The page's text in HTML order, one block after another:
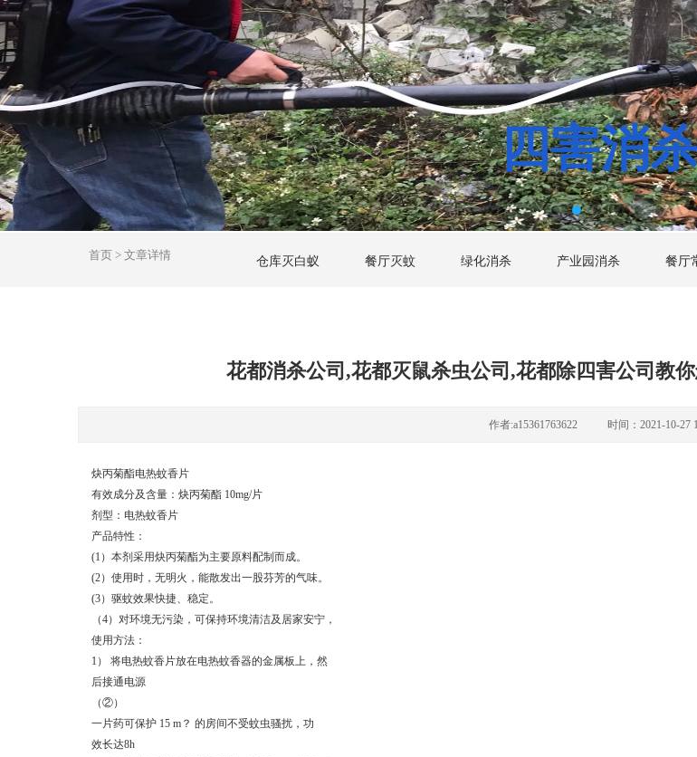
2 5 6
四害消
仓库灭白蚁 餐厅灭蚊 绿化消杀 产业园消杀 餐厅
首页 > 文章详情
花都消杀公司,花都灭鼠杀虫公司,花都除四害公司教
作者:a15361763622 时间：2021-10-27
炔丙菊酯电热蚊香片
有效成分及含量：炔丙菊酯 10mg/片
剂型：电热蚊香片
产品特性：
(1）本剂采用炔丙菊酯为主要原料配制而成。
(2）使用时，无明火，能散发出一股芬芳的气味。
(3）驱蚊效果快捷、稳定。
（4）对环境无污染，可保持环境清洁及居家安宁，
使用方法：
1） 将电热蚊香片放在电热蚊香器的金属板上，然
后接通电源
（②）
一片药可保护 15 m？ 的房间不受蚊虫骚扰，功
效长达8h